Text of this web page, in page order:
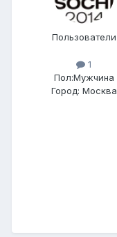
Пользователи
1
Пол:Мужчина
Город: Москва